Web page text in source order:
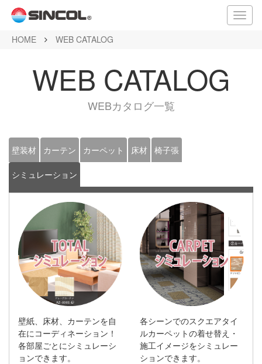
メ
ニ
HOME WEB CATALOG
WEB CATALOG
WEBカタログ一覧
壁装材 カーテン カーペット 床材 椅子張
シミュレーション
壁紙、床材、カーテンを自
在にコーディネーション！
各部屋ごとにシミュレーシ
ョンできます。
各シーンでのスクエアタイ
ルカーペットの着せ替え・
施工イメージをシミュレー
ションできます。